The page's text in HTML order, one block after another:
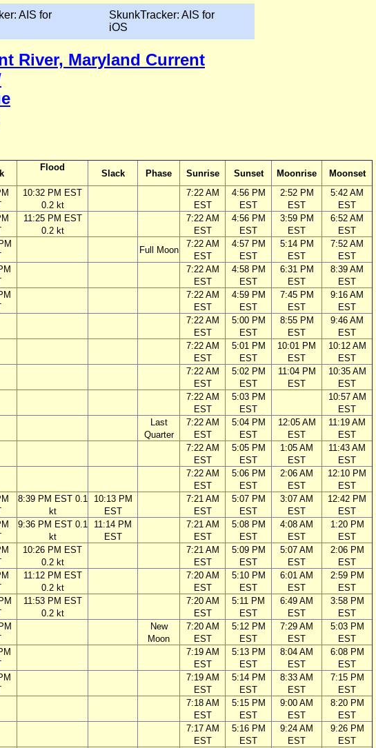
AIS for
SkunkTracker: AIS for
iOS
River, Maryland Current
Flood
Slack Phase Sunrise Sunset Moonrise
Moonset
10:32 PM EST
0.2 kt
7:22 AM
EST
4:56 PM
EST
2:52 PM
EST
5:42 AM
EST
11:25 PM EST
0.2 kt
7:22 AM
EST
4:56 PM
EST
3:59 PM
EST
6:52 AM
EST
Full Moon
7:22 AM
EST
4:57 PM
EST
5:14 PM
EST
7:52 AM
EST
7:22 AM
EST
4:58 PM
EST
6:31 PM
EST
8:39 AM
EST
7:22 AM
EST
4:59 PM
EST
7:45 PM
EST
9:16 AM
EST
7:22 AM
EST
5:00 PM
EST
8:55 PM
EST
9:46 AM
EST
7:22 AM
EST
5:01 PM
EST
10:01 PM
EST
10:12 AM
EST
7:22 AM
EST
5:02 PM
EST
11:04 PM
EST
10:35 AM
EST
7:22 AM
EST
5:03 PM
EST
10:57 AM
EST
Last
Quarter
7:22 AM
EST
5:04 PM
EST
12:05 AM
EST
11:19 AM
EST
7:22 AM
EST
5:05 PM
EST
1:05 AM
EST
11:43 AM
EST
7:22 AM
EST
5:06 PM
EST
2:06 AM
EST
12:10 PM
EST
8:39 PM EST 0.1
kt
10:13 PM
EST
7:21 AM
EST
5:07 PM
EST
3:07 AM
EST
12:42 PM
EST
9:36 PM EST 0.1
kt
11:14 PM
EST
7:21 AM
EST
5:08 PM
EST
4:08 AM
EST
1:20 PM
EST
10:26 PM EST
0.2 kt
7:21 AM
EST
5:09 PM
EST
5:07 AM
EST
2:06 PM
EST
11:12 PM EST
0.2 kt
7:20 AM
EST
5:10 PM
EST
6:01 AM
EST
2:59 PM
EST
11:53 PM EST
0.2 kt
7:20 AM
EST
5:11 PM
EST
6:49 AM
EST
3:58 PM
EST
New
Moon
7:20 AM
EST
5:12 PM
EST
7:29 AM
EST
5:03 PM
EST
7:19 AM
EST
5:13 PM
EST
8:04 AM
EST
6:08 PM
EST
7:19 AM
EST
5:14 PM
EST
8:33 AM
EST
7:15 PM
EST
7:18 AM
EST
5:15 PM
EST
9:00 AM
EST
8:20 PM
EST
7:17 AM
EST
5:16 PM
EST
9:24 AM
EST
9:26 PM
EST